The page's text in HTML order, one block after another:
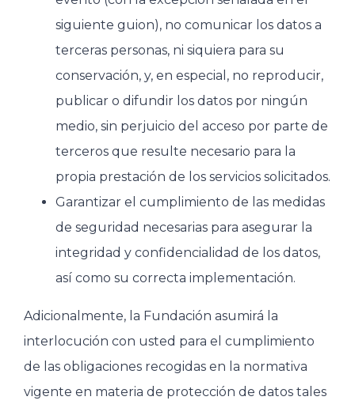
siguiente guion), no comunicar los datos a
terceras personas, ni siquiera para su
conservación, y, en especial, no reproducir,
publicar o difundir los datos por ningún
medio, sin perjuicio del acceso por parte de
terceros que resulte necesario para la
propia prestación de los servicios solicitados.
Garantizar el cumplimiento de las medidas
de seguridad necesarias para asegurar la
integridad y confidencialidad de los datos,
así como su correcta implementación.
Adicionalmente, la Fundación asumirá la
interlocución con usted para el cumplimiento
de las obligaciones recogidas en la normativa
vigente en materia de protección de datos tales